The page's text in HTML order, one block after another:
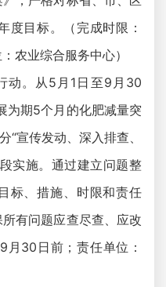
度目标。（完成时限：
农业综合服务中心）
动。从5月1日至9月30
为期5个月的化肥减量突
“宣传发动、深入排查、
实施。通过建立问题整
标、措施、时限和责任
有问题应查尽查、应改
30日前；责任单位：